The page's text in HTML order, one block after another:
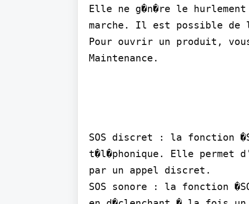
Elle ne g�n�re le
marche. Il est possible de
Pour ouvrir un produit, vous
Maintenance.
SOS discret : la fonction
t�l�phonique. Elle
par un appel discret.
SOS sonore : la fonction